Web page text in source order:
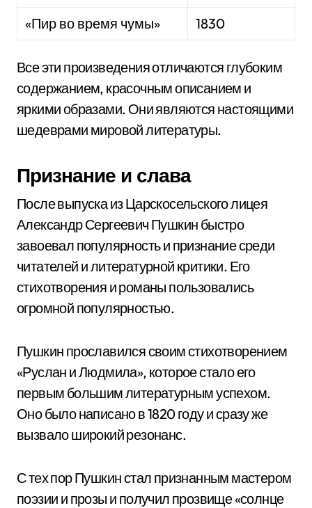
«Пир во время чумы»
1830
Все эти произведения отличаются глубоким
содержанием, красочным описанием и
яркими образами. Они являются настоящими
шедеврами мировой литературы.
Признание и слава
После выпуска из Царскосельского лицея
Александр Сергеевич Пушкин быстро
завоевал популярность и признание среди
читателей и литературной критики. Его
стихотворения и романы пользовались
огромной популярностью.
Пушкин прославился своим стихотворением
«Руслан и Людмила», которое стало его
первым большим литературным успехом.
Оно было написано в 1820 году и сразу же
вызвало широкий резонанс.
С тех пор Пушкин стал признанным мастером
поэзии и прозы и получил прозвище «солнце